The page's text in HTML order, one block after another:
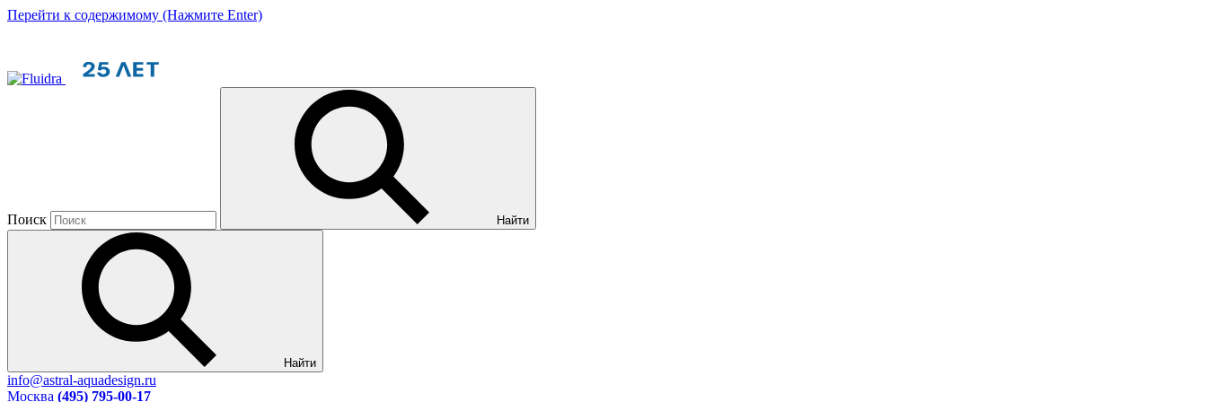
Перейти к содержимому (Нажмите Enter)
Поиск Найти
Найти
info@astral-aquadesign.ru
Москва (495) 795-00-17